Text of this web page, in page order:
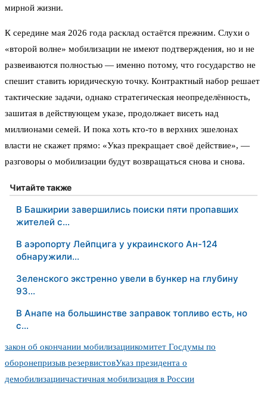
мирной жизни.
К середине мая 2026 года расклад остаётся прежним. Слухи о
«второй волне» мобилизации не имеют подтверждения, но и не
развеиваются полностью — именно потому, что государство не
спешит ставить юридическую точку. Контрактный набор решает
тактические задачи, однако стратегическая неопределённость,
зашитая в действующем указе, продолжает висеть над
миллионами семей. И пока хоть кто-то в верхних эшелонах
власти не скажет прямо: «Указ прекращает своё действие», —
разговоры о мобилизации будут возвращаться снова и снова.
Читайте также
В Башкирии завершились поиски пяти пропавших
жителей с…
В аэропорту Лейпцига у украинского Ан-124
обнаружили…
Зеленского экстренно увели в бункер на глубину
93…
В Анапе на большинстве заправок топливо есть, но
с…
закон об окончании мобилизациикомитет Госдумы по
оборонепризыв резервистовУказ президента о
демобилизациичастичная мобилизация в России